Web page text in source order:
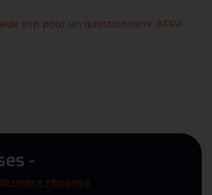
svp pour un questionnaire AFPA
-
réponse